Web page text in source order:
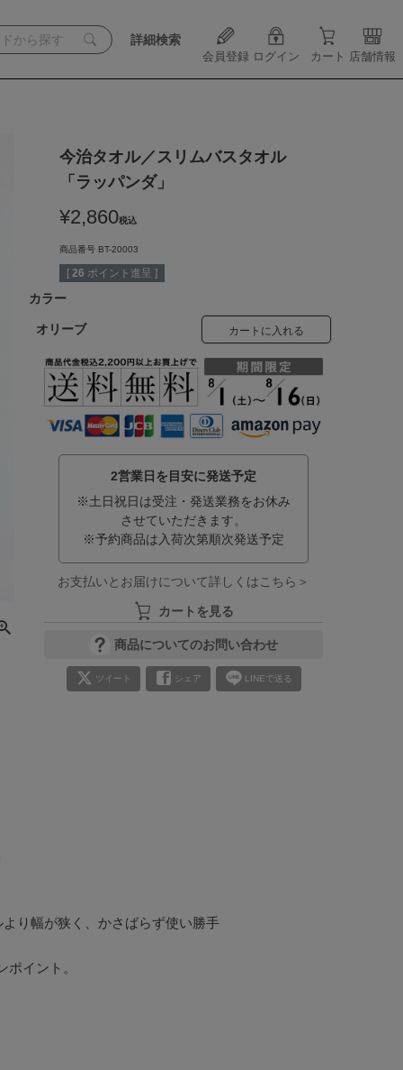
詳細検索
会員登録 ログイン カート 店舗情報
今治タオル／スリムバスタオル
「ラッパンダ」
¥2,860税込
商品番号 BT-20003
[ 26 ポイント進呈 ]
カラー
オリーブ カートに入れる
2営業日を目安に発送予定
※土日祝日は受注・発送業務をお休み
させていただきます。
※予約商品は入荷次第順次発送予定
お支払いとお届けについて詳しくはこちら＞
カートを見る
商品についてのお問い合わせ
ツイート シェア LINEで送る
り幅が狭く、かさばらず使い勝手
イント。